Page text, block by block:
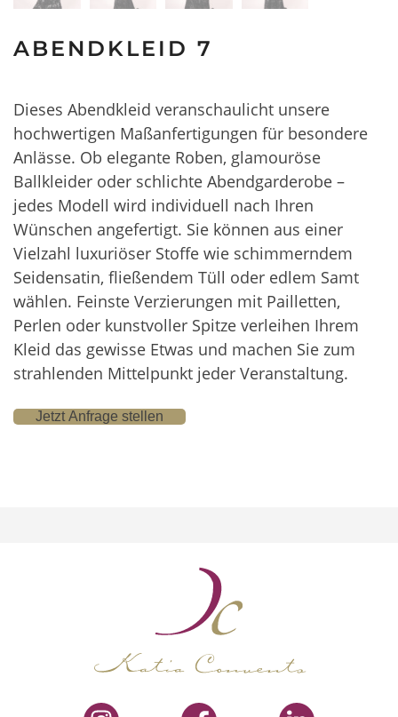
ABENDKLEID 7
Dieses Abendkleid veranschaulicht unsere
hochwertigen Maßanfertigungen für besondere
Anlässe. Ob elegante Roben, glamouröse
Ballkleider oder schlichte Abendgarderobe –
jedes Modell wird individuell nach Ihren
Wünschen angefertigt. Sie können aus einer
Vielzahl luxuriöser Stoffe wie schimmerndem
Seidensatin, fließendem Tüll oder edlem Samt
wählen. Feinste Verzierungen mit Pailletten,
Perlen oder kunstvoller Spitze verleihen Ihrem
Kleid das gewisse Etwas und machen Sie zum
strahlenden Mittelpunkt jeder Veranstaltung.
Jetzt Anfrage stellen